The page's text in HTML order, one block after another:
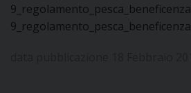
9_regolamento_pesca_beneficenza
9_regolamento_pesca_beneficenza